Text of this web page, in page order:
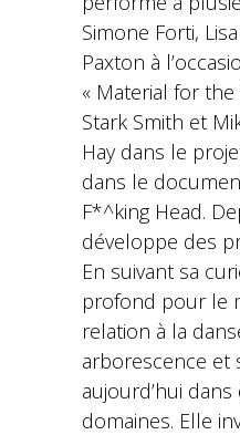
Simone Forti,
Paxton à
« Material for the
Stark Smith et
Hay dans le
dans le
F*^king Head.
développe des
En suivant sa
profond pour le
relation à la
arborescence et
aujourd’hui
domaines. Elle